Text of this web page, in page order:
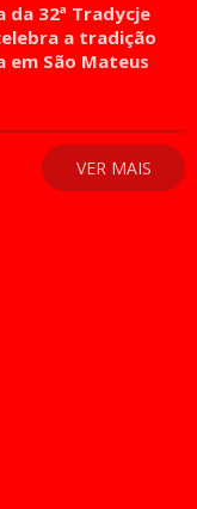
da 32ª Tradycje
a tradição
em São Mateus
VER MAIS